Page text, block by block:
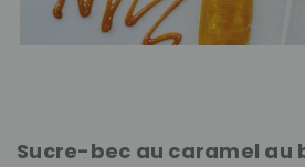
Sucre-bec au caramel au